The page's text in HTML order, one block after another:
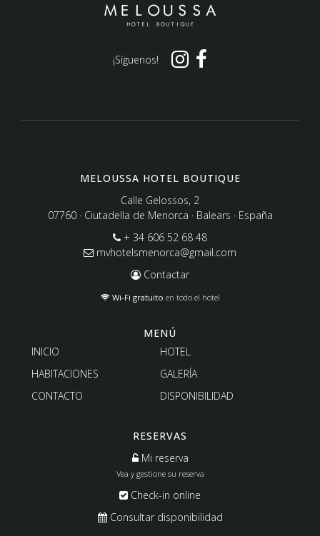
¡Síguenos!
MELOUSSA HOTEL BOUTIQUE
Calle Gelossos, 2
07760 · Ciutadella de Menorca · Balears · España
+ 34 606 52 68 48
mvhotelsmenorca@gmail.com
Contactar
Wi-Fi gratuito en todo el hotel
MENÚ
INICIO
HOTEL
HABITACIONES
GALERÍA
CONTACTO
DISPONIBILIDAD
RESERVAS
Mi reserva
Vea y gestione su reserva
Check-in online
Consultar disponibilidad